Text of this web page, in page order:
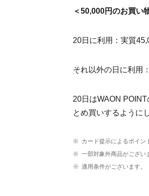
＜50,000円のお買い
20日に利用：実質
それ以外の日に利用
20日はWAON
とめ買いするように
※ カード提示によるポイン
※ 一部対象外商品がござい
※ 適用条件がございます。